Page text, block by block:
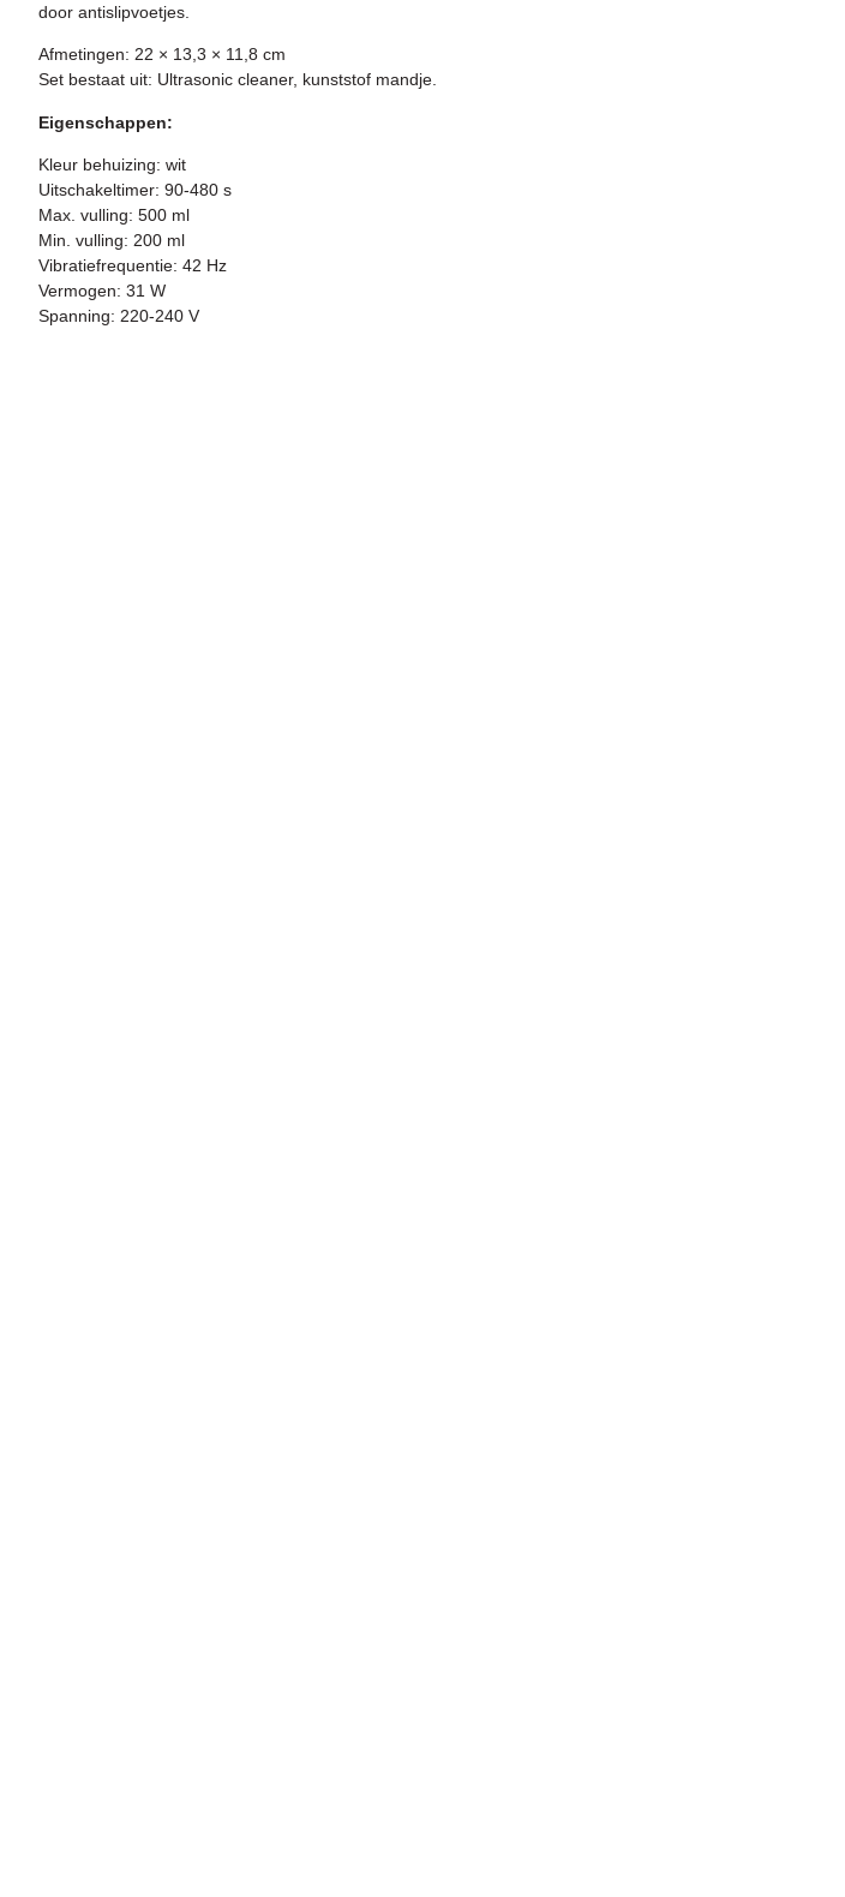
door antislipvoetjes.
Afmetingen: 22 × 13,3 × 11,8 cm
Set bestaat uit: Ultrasonic cleaner, kunststof mandje.
Eigenschappen:
Kleur behuizing: wit
Uitschakeltimer: 90-480 s
Max. vulling: 500 ml
Min. vulling: 200 ml
Vibratiefrequentie: 42 Hz
Vermogen: 31 W
Spanning: 220-240 V